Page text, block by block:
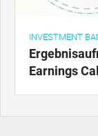
INVESTMENT
Earnings